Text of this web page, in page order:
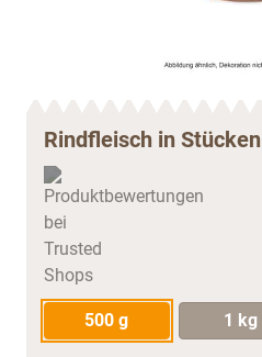
Rindfleisch in Stücken
500 g 1 kg